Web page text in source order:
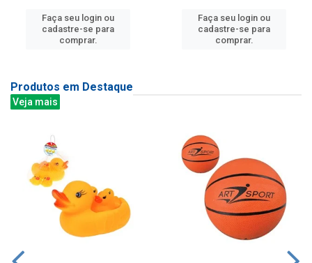
Faça seu login ou
cadastre-se para
comprar.
Faça seu login ou
cadastre-se para
comprar.
Produtos em Destaque
Veja mais